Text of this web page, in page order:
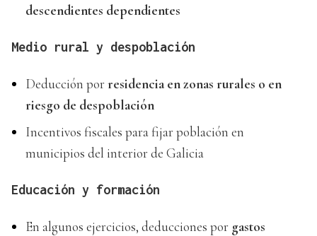
descendientes dependientes
Medio rural y despoblación
Deducción porresidencia en zonas rurales o en
riesgo de despoblación
Incentivos fiscales para fijar población en
municipios del interior de Galicia
Educación y formación
En algunos ejercicios, deducciones por gastos